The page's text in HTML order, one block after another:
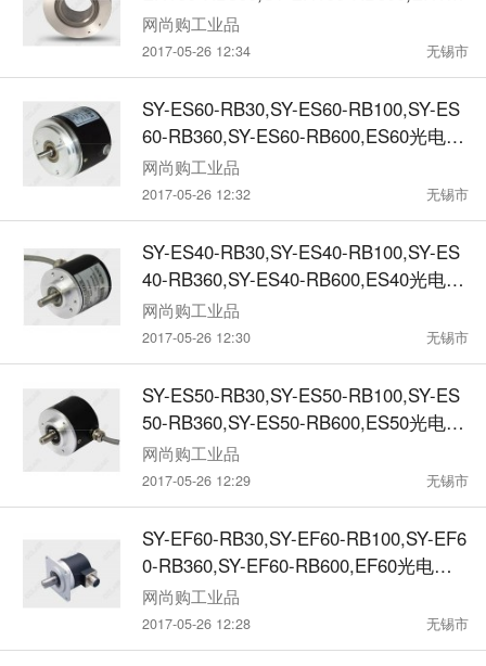
光电编码器
网尚购工业品
2017-05-26 12:34 无锡市
SY-ES60-RB30,SY-ES60-RB100,SY-ES
60-RB360,SY-ES60-RB600,ES60光电旋
转编码器
网尚购工业品
2017-05-26 12:32 无锡市
SY-ES40-RB30,SY-ES40-RB100,SY-ES
40-RB360,SY-ES40-RB600,ES40光电旋
转编码器
网尚购工业品
2017-05-26 12:30 无锡市
SY-ES50-RB30,SY-ES50-RB100,SY-ES
50-RB360,SY-ES50-RB600,ES50光电旋
转编码器
网尚购工业品
2017-05-26 12:29 无锡市
SY-EF60-RB30,SY-EF60-RB100,SY-EF6
0-RB360,SY-EF60-RB600,EF60光电编
码器
网尚购工业品
2017-05-26 12:28 无锡市